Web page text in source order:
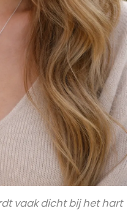
vaak dicht bij het hart